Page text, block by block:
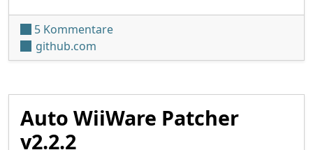
5 Kommentarezu WiiWare 4:3 DB Patcher v0.2
github.com
Auto WiiWare Patcher
v2.2.2